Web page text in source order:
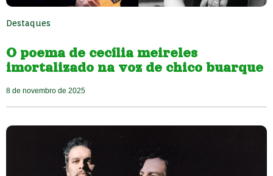
Destaques
O poema de cecília meireles
imortalizado na voz de chico buarque
8 de novembro de 2025